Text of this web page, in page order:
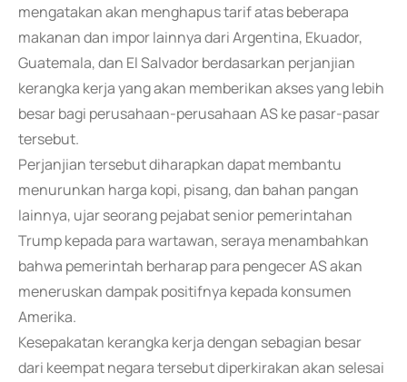
mengatakan akan menghapus tarif atas beberapa
makanan dan impor lainnya dari Argentina, Ekuador,
Guatemala, dan El Salvador berdasarkan perjanjian
kerangka kerja yang akan memberikan akses yang lebih
besar bagi perusahaan-perusahaan AS ke pasar-pasar
tersebut.
Perjanjian tersebut diharapkan dapat membantu
menurunkan harga kopi, pisang, dan bahan pangan
lainnya, ujar seorang pejabat senior pemerintahan
Trump kepada para wartawan, seraya menambahkan
bahwa pemerintah berharap para pengecer AS akan
meneruskan dampak positifnya kepada konsumen
Amerika.
Kesepakatan kerangka kerja dengan sebagian besar
dari keempat negara tersebut diperkirakan akan selesai